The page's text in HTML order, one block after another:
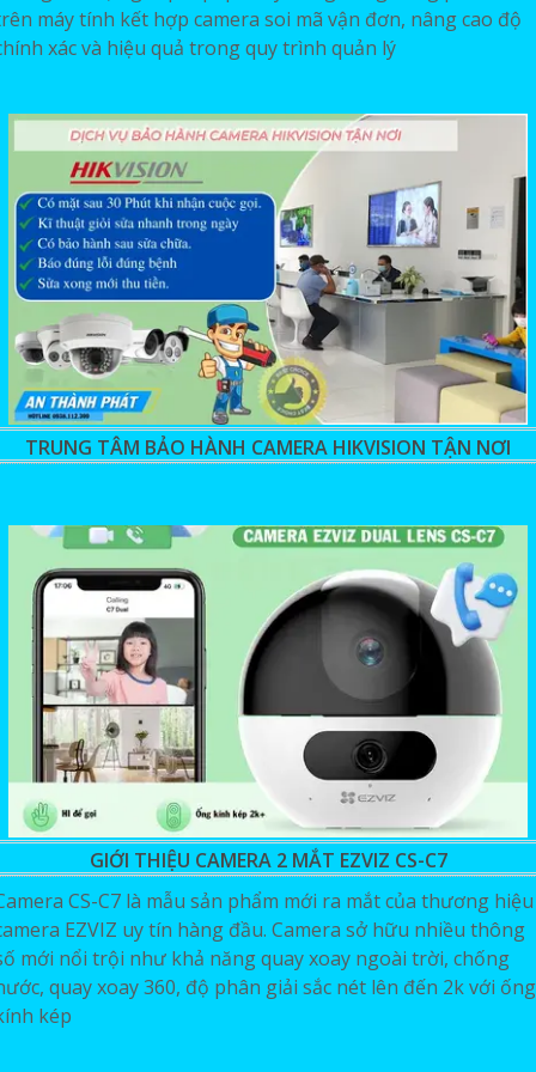
máy tính kết hợp camera soi mã vận đơn, nâng cao độ
xác và hiệu quả trong quy trình quản lý
TRUNG TÂM BẢO HÀNH CAMERA HIKVISION TẬN NƠI
GIỚI THIỆU CAMERA 2 MẮT EZVIZ CS-C7
CS-C7 là mẫu sản phẩm mới ra mắt của thương hiệu
EZVIZ uy tín hàng đầu. Camera sở hữu nhiều thông
mới nổi trội như khả năng quay xoay ngoài trời, chống
quay xoay 360, độ phân giải sắc nét lên đến 2k với ống
kép